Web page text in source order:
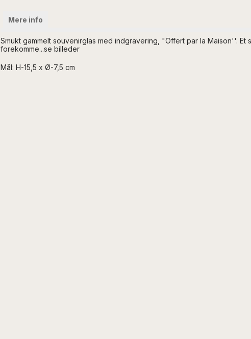
Mere info
Smukt gammelt souvenirglas med indgravering, "Offert par la Maison''. Et
forekomme...se billeder
Mål: H-15,5 x Ø-7,5 cm